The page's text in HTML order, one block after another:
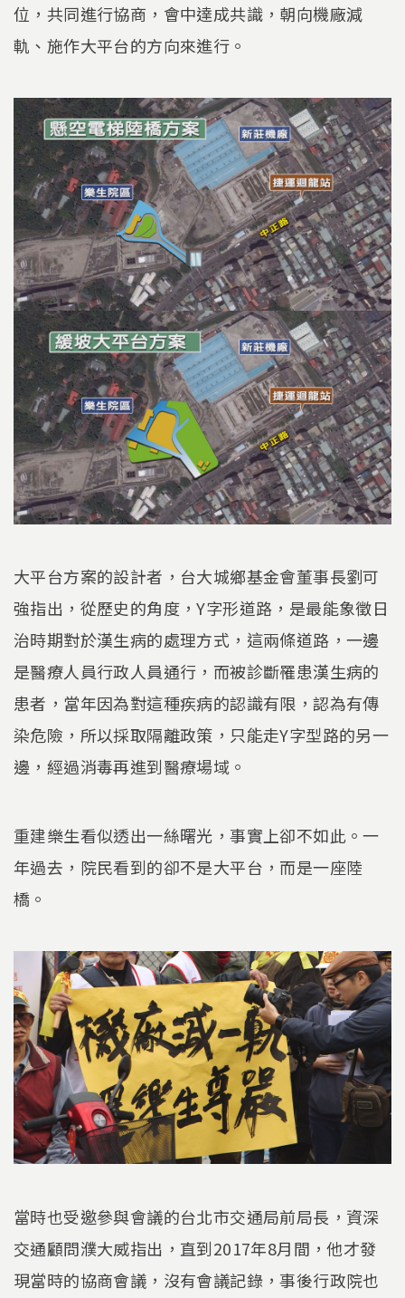
位，共同進行協商，會中達成共識，朝向機廠減
軌、施作大平台的方向來進行。
大平台方案的設計者，台大城鄉基金會董事長劉可
強指出，從歷史的角度，Y字形道路，是最能象徵日
治時期對於漢生病的處理方式，這兩條道路，一邊
是醫療人員行政人員通行，而被診斷罹患漢生病的
患者，當年因為對這種疾病的認識有限，認為有傳
染危險，所以採取隔離政策，只能走Y字型路的另一
邊，經過消毒再進到醫療場域。
重建樂生看似透出一絲曙光，事實上卻不如此。一
年過去，院民看到的卻不是大平台，而是一座陸
橋。
當時也受邀參與會議的台北市交通局前局長，資深
交通顧問濮大威指出，直到2017年8月間，他才發
現當時的協商會議，沒有會議記錄，事後行政院也